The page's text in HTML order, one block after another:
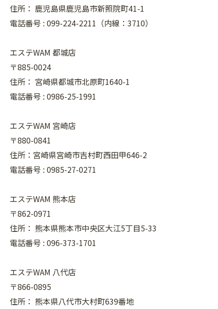
住所： 鹿児島県鹿児島市新照院町41-1
電話番号 : 099-224-2211（内線：3710）
エステWAM 都城店
〒885-0024
住所： 宮崎県都城市北原町1640-1
電話番号 : 0986-25-1991
エステWAM 宮崎店
〒880-0841
住所：宮崎県宮崎市吉村町西田甲646-2
電話番号 : 0985-27-0271
エステWAM 熊本店
〒862-0971
住所： 熊本県熊本市中央区大江5丁目5-33
電話番号 : 096-373-1701
エステWAM 八代店
〒866-0895
住所： 熊本県八代市大村町639番地